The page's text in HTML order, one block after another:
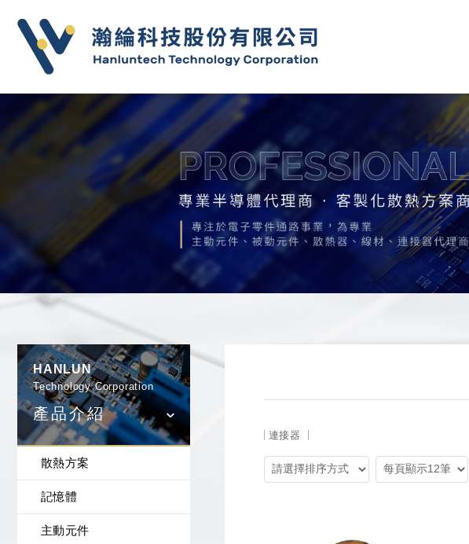
HANLUN
Technology Corporation
產品介紹
散熱方案
記憶體
主動元件
連接器